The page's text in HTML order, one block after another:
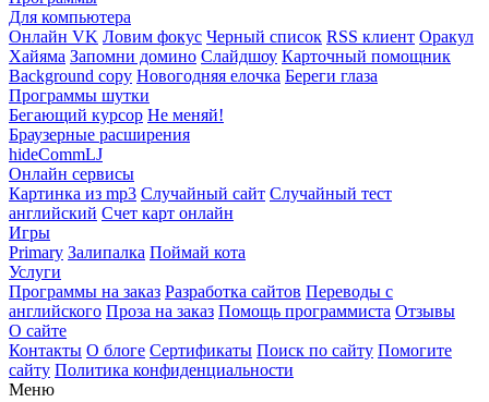
Для компьютера
Онлайн VK Ловим фокус Черный список RSS клиент Оракул
Хайяма Запомни домино Слайдшоу Карточный помощник
Background copy Новогодняя елочка Береги глаза
Программы шутки
Бегающий курсор Не меняй!
Браузерные расширения
hideCommLJ
Онлайн сервисы
Картинка из mp3 Случайный сайт Случайный тест
английский Счет карт онлайн
Игры
Primary Залипалка Поймай кота
Услуги
Программы на заказ Разработка сайтов Переводы с
английского Проза на заказ Помощь программиста Отзывы
О сайте
Контакты О блоге Сертификаты Поиск по сайту Помогите
сайту Политика конфиденциальности
Меню